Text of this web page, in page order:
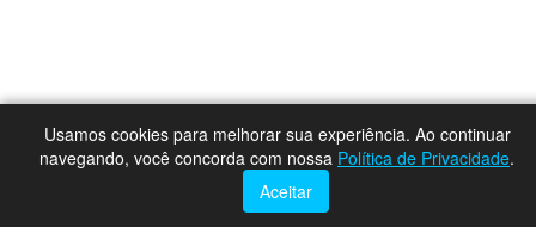
Usamos cookies para melhorar sua experiência. Ao continuar
navegando, você concorda com nossa Política de Privacidade.
Aceitar